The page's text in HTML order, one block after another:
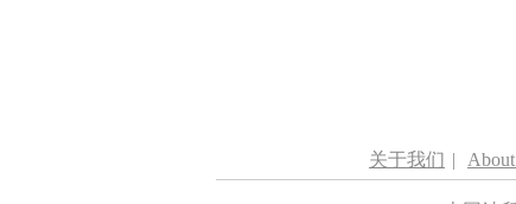
关于我们 |